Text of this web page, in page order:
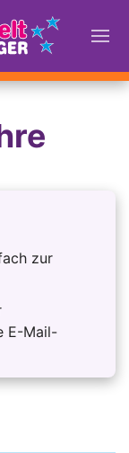
zur
E-Mail-